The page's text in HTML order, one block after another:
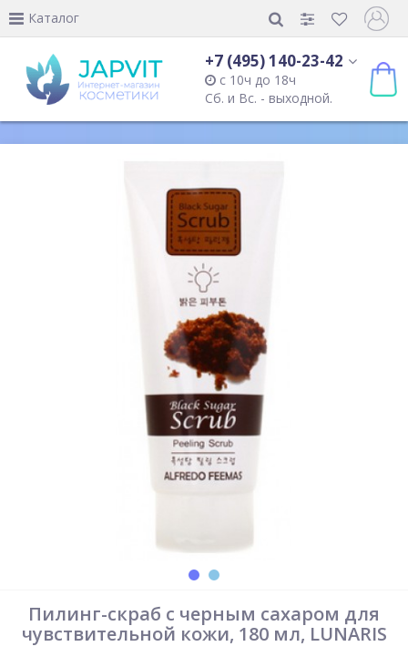
Каталог
+7 (495) 140-23-42
с 10ч до 18ч
Сб. и Вс. - выходной.
Пилинг-скраб с черным сахаром для
чувствительной кожи, 180 мл, LUNARIS